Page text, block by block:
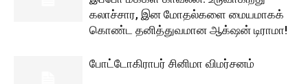
கலாச்சார, இன மோதல்களை மையமாகக்
கொண்ட தனித்துவமான ஆக்‌ஷன் டிராமா!
போட்டோகிராபர் சினிமா விமர்சனம்